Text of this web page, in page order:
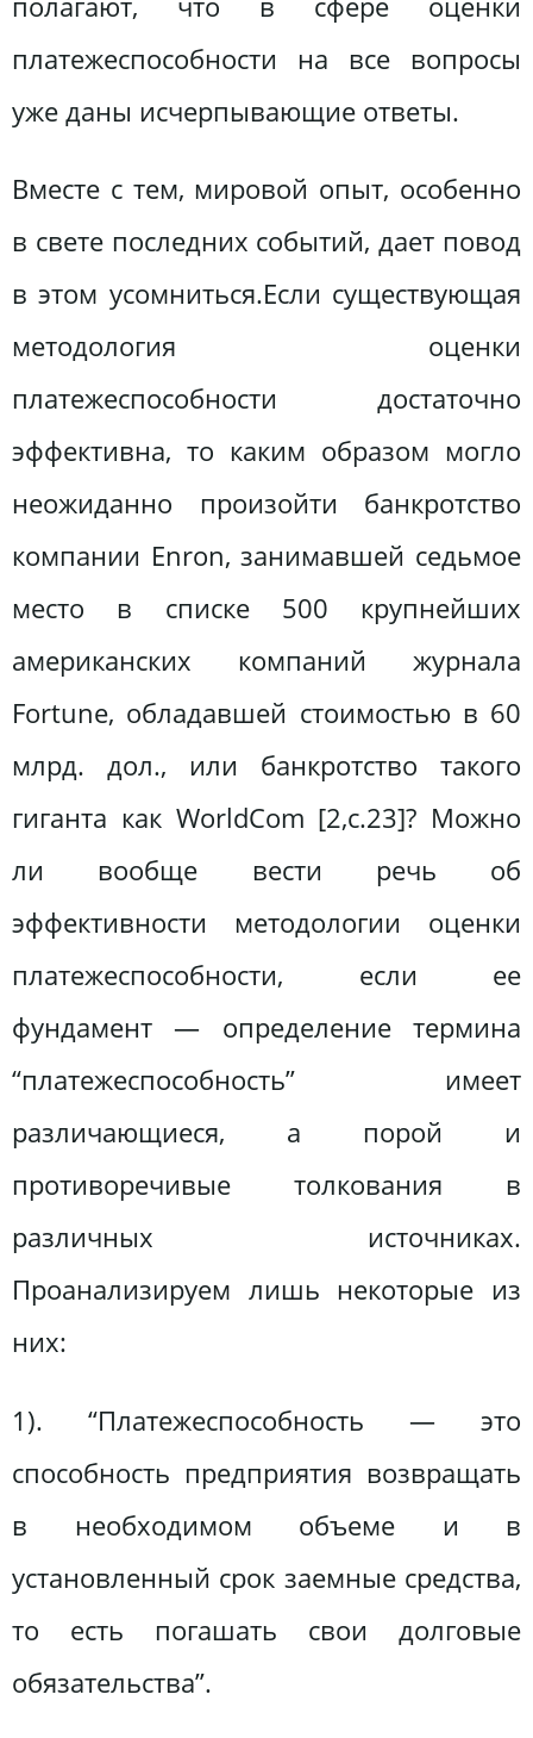
платежеспособности на все вопросы
уже даны исчерпывающие ответы.
Вместе с тем, мировой опыт, особенно
в свете последних событий, дает повод
в этом усомниться.Если существующая
методология оценки
платежеспособности достаточно
эффективна, то каким образом могло
неожиданно произойти банкротство
компании Enron, занимавшей седьмое
место в списке 500 крупнейших
американских компаний журнала
Fortune, обладавшей стоимостью в 60
млрд. дол., или банкротство такого
гиганта как WorldCom [2,c.23]? Можно
ли вообще вести речь об
эффективности методологии оценки
платежеспособности, если ее
фундамент — определение термина
“платежеспособность” имеет
различающиеся, а порой и
противоречивые толкования в
различных источниках.
Проанализируем лишь некоторые из
них:
1). “Платежеспособность — это
способность предприятия возвращать
в необходимом объеме и в
установленный срок заемные средства,
то есть погашать свои долговые
обязательства”.